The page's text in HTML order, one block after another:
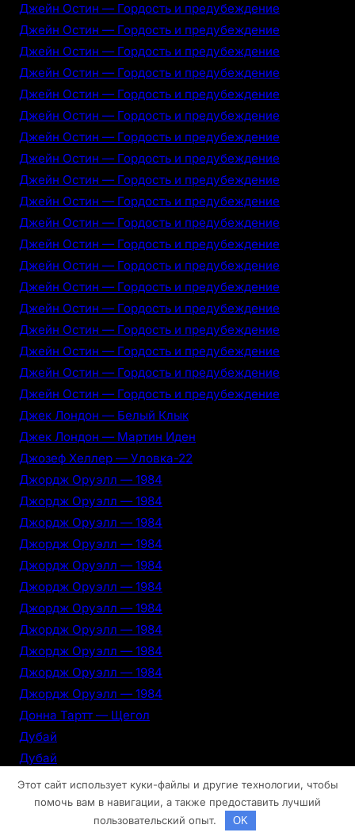
Джейн Остин — Гордость и предубеждение
Джейн Остин — Гордость и предубеждение
Джейн Остин — Гордость и предубеждение
Джейн Остин — Гордость и предубеждение
Джейн Остин — Гордость и предубеждение
Джейн Остин — Гордость и предубеждение
Джейн Остин — Гордость и предубеждение
Джейн Остин — Гордость и предубеждение
Джейн Остин — Гордость и предубеждение
Джейн Остин — Гордость и предубеждение
Джейн Остин — Гордость и предубеждение
Джейн Остин — Гордость и предубеждение
Джейн Остин — Гордость и предубеждение
Джейн Остин — Гордость и предубеждение
Джейн Остин — Гордость и предубеждение
Джейн Остин — Гордость и предубеждение
Джейн Остин — Гордость и предубеждение
Джейн Остин — Гордость и предубеждение
Джейн Остин — Гордость и предубеждение
Джек Лондон — Белый Клык
Джек Лондон — Мартин Иден
Джозеф Хеллер — Уловка-22
Джордж Оруэлл — 1984
Джордж Оруэлл — 1984
Джордж Оруэлл — 1984
Джордж Оруэлл — 1984
Джордж Оруэлл — 1984
Джордж Оруэлл — 1984
Джордж Оруэлл — 1984
Джордж Оруэлл — 1984
Джордж Оруэлл — 1984
Джордж Оруэлл — 1984
Джордж Оруэлл — 1984
Донна Тартт — Щегол
Дубай
Дубай
Дубай
Дубай
Этот сайт использует куки-файлы и другие технологии, чтобы
помочь вам в навигации, а также предоставить лучший
пользовательский опыт.
OK